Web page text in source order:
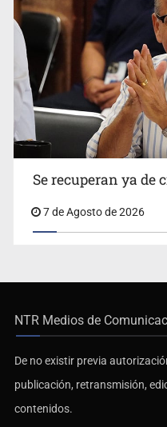
Se recuperan ya de
7 de Agosto de 2026
NTR Medios de
De no existir previa
publicación, retransmisión,
contenidos.